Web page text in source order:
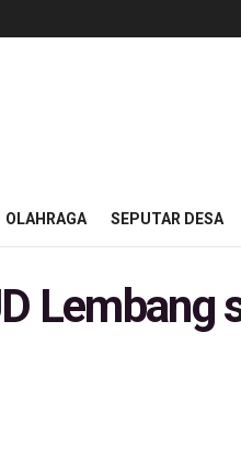
OLAHRAGA SEPUTAR DESA
Lembang